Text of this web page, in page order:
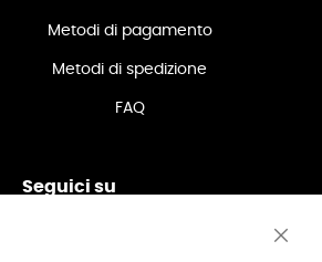
Metodi di pagamento
Metodi di spedizione
FAQ
Seguici su